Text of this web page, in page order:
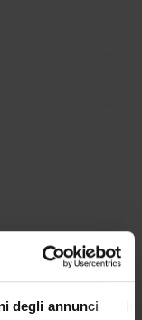
degli annunci